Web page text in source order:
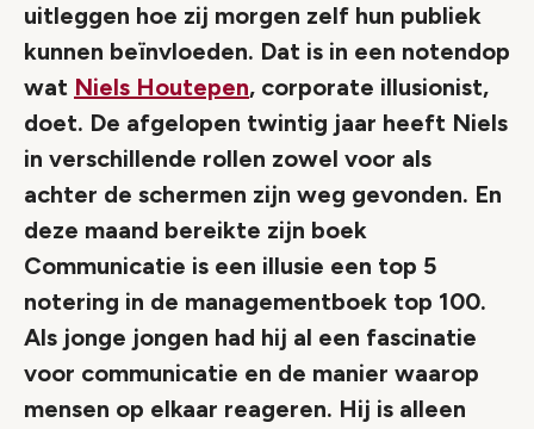
uitleggen hoe zij morgen zelf hun publiek
kunnen beïnvloeden. Dat is in een notendop
wat Niels Houtepen, corporate illusionist,
doet. De afgelopen twintig jaar heeft Niels
in verschillende rollen zowel voor als
achter de schermen zijn weg gevonden. En
deze maand bereikte zijn boek
Communicatie is een illusie een top 5
notering in de managementboek top 100.
Als jonge jongen had hij al een fascinatie
voor communicatie en de manier waarop
mensen op elkaar reageren. Hij is alleen